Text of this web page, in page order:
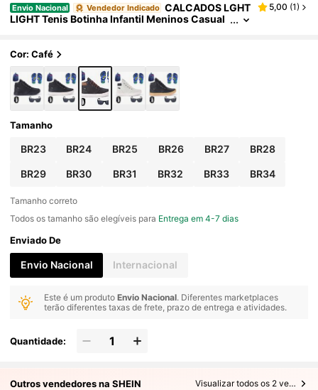
Envio Nacional Vendedor Indicado CALCADOS LGHT
LIGHT Tenis Botinha Infantil Meninos Casual
5,00 (1)
Cor: Café
Tamanho
BR23 BR24 BR25 BR26 BR27 BR28
BR29 BR30 BR31 BR32 BR33 BR34
Tamanho correto
Todos os tamanho são elegíveis para Entrega em 4-7 dias
Enviado De
Envio Nacional Internacional
Este é um produtoEnvio Nacional. Diferentes marketplaces
terão diferentes taxas de frete, prazo de entrega e atividades.
Quantidade:
Outros vendedores na SHEIN Visualizar todos os 2 vendedores